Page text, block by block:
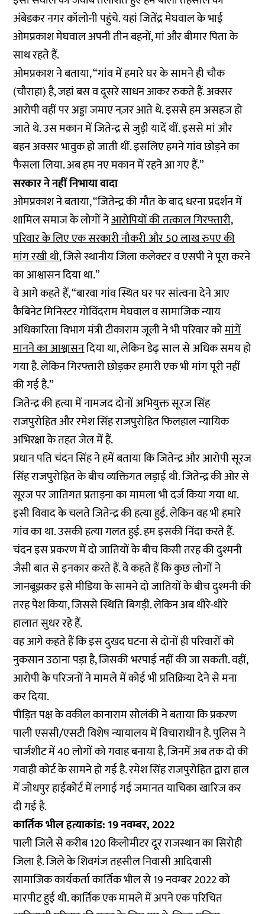
अंबेडकर नगर कॉलोनी पहुंचे. यहां जितेंद्र मेघवाल के भाई
ओमप्रकाश मेघवाल अपनी तीन बहनों, मां और बीमार पिता के
साथ रहते हैं.
ओमप्रकाश ने बताया, “गांव में हमारे घर के सामने ही चौक
(चौराहा) है, जहां बस व दूसरे साधन आकर रुकते हैं. अक्सर
आरोपी वहीं पर अड्डा जमाए नज़र आते थे. इससे हम असहज हो
जाते थे. उस मकान में जितेन्द्र से जुड़ी यादें थीं. इससे मां और
बहन अक्सर भावुक हो जाती थीं. इसलिए हमने गांव छोड़ने का
फैसला लिया. अब हम नए मकान में रहने आ गए हैं.”
सरकार ने नहीं निभाया वादा
ओमप्रकाश ने बताया, “जितेन्द्र की मौत के बाद धरना प्रदर्शन में
शामिल समाज के लोगों नेआरोपियों की तत्काल गिरफ्तारी,
परिवार के लिए एक सरकारी नौकरी और 50 लाख रुपए की
मांग रखी थी, जिसे स्थानीय जिला कलेक्टर व एसपी ने पूरा करने
का आश्वासन दिया था.”
वे आगे कहते हैं, “बारवा गांव स्थित घर पर सांत्वना देने आए
कैबिनेट मिनिस्टर गोविंदराम मेघवाल व सामाजिक न्याय
अधिकारिता विभाग मंत्री टीकाराम जूली ने भी परिवार कोमांगें
मानने का आश्वासनदिया था, लेकिन डेढ़ साल से अधिक समय हो
गया है. लेकिन गिरफ्तारी छोड़कर हमारी एक भी मांग पूरी नहीं
की गई है.”
जितेन्द्र की हत्या में नामजद दोनों अभियुक्त सूरज सिंह
राजपुरोहित और रमेश सिंह राजपुरोहित फिलहाल न्यायिक
अभिरक्षा के तहत जेल में हैं.
प्रधान पति चंदन सिंह ने हमें बताया कि जितेन्द्र और आरोपी सूरज
सिंह राजपुरोहित के बीच व्यक्तिगत लड़ाई थी. जितेन्द्र की ओर से
सूरज पर जातिगत प्रताड़ना का मामला भी दर्ज किया गया था.
इसी विवाद के चलते जितेन्द्र की हत्या हुई. लेकिन वह भी हमारे
गांव का था. उसकी हत्या गलत हुई. हम इसकी निंदा करते हैं.
चंदन इस प्रकरण में दो जातियों के बीच किसी तरह की दुश्मनी
जैसी बात से इनकार करते हैं. वे कहते हैं कि कुछ लोगों ने
जानबूझकर इसे मीडिया के सामने दो जातियों के बीच दुश्मनी की
तरह पेश किया, जिससे स्थिति बिगड़ी. लेकिन अब धीरे-धीरे
हालात सुधर रहे हैं.
वह आगे कहते हैं कि इस दुखद घटना से दोनों ही परिवारों को
नुकसान उठाना पड़ा है, जिसकी भरपाई नहीं की जा सकती. वहीं,
आरोपी के परिजनों ने मामले में कोई भी प्रतिक्रिया देने से मना
कर दिया.
पीड़ित पक्ष के वकील कानाराम सोलंकी ने बताया कि प्रकरण
पाली एससी/एसटी विशेष न्यायालय में विचाराधीन है. पुलिस ने
चार्जशीट में 40 लोगों को गवाह बनाया है, जिनमें अब तक दो की
गवाही कोर्ट के सामने हो गई है. रमेश सिंह राजपुरोहित द्वारा हाल
में जोधपुर हाईकोर्ट में लगाई गई जमानत याचिका खारिज कर
दी गई है.
कार्तिक भील हत्याकांड: 19 नवम्बर, 2022
पाली जिले से करीब 120 किलोमीटर दूर राजस्थान का सिरोही
जिला है. जिले के शिवगंज तहसील निवासी आदिवासी
सामाजिक कार्यकर्ता कार्तिक भील से 19 नवम्बर 2022 को
मारपीट हुई थी. कार्तिक एक मामले में अपने एक परिचित